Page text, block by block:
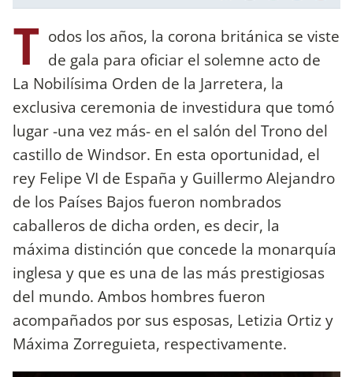
T odos los años, la corona británica se viste
de gala para oficiar el solemne acto de
La Nobilísima Orden de la Jarretera, la
exclusiva ceremonia de investidura que tomó
lugar -una vez más- en el salón del Trono del
castillo de Windsor. En esta oportunidad, el
rey Felipe VI de España y Guillermo Alejandro
de los Países Bajos fueron nombrados
caballeros de dicha orden, es decir, la
máxima distinción que concede la monarquía
inglesa y que es una de las más prestigiosas
del mundo. Ambos hombres fueron
acompañados por sus esposas, Letizia Ortiz y
Máxima Zorreguieta, respectivamente.